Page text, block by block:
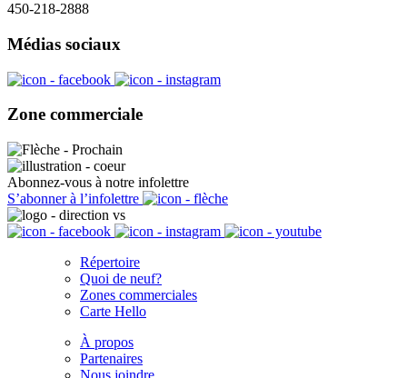
450-218-2888
Médias sociaux
Zone commerciale
Abonnez-vous à notre infolettre
S’abonner à l’infolettre
Répertoire
Quoi de neuf?
Zones commerciales
Carte Hello
À propos
Partenaires
Nous joindre